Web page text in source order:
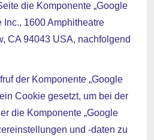
die Komponente „Google
Inc., 1600 Amphitheatre
CA 94043 USA, nachfolgend
der Komponente „Google
Cookie gesetzt, um bei der
die Komponente „Google
und -daten zu